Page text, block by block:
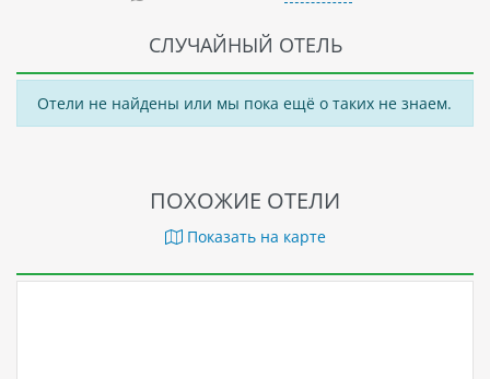
семейного отдыха или для тех, кто ищет спокойствия и
уединения в прекрасном месте Греции.
СЛУЧАЙНЫЙ ОТЕЛЬ
Отели не найдены или мы пока ещё о таких не знаем.
ПОХОЖИЕ ОТЕЛИ
Показать на карте